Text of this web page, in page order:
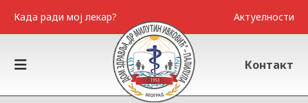
Када ради мој лекар? Актуелности
Контакт